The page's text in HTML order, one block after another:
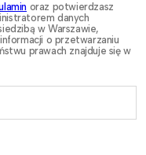
oraz potwierdzasz
danych
w Warszawie,
o przetwarzaniu
prawach znajduje się w